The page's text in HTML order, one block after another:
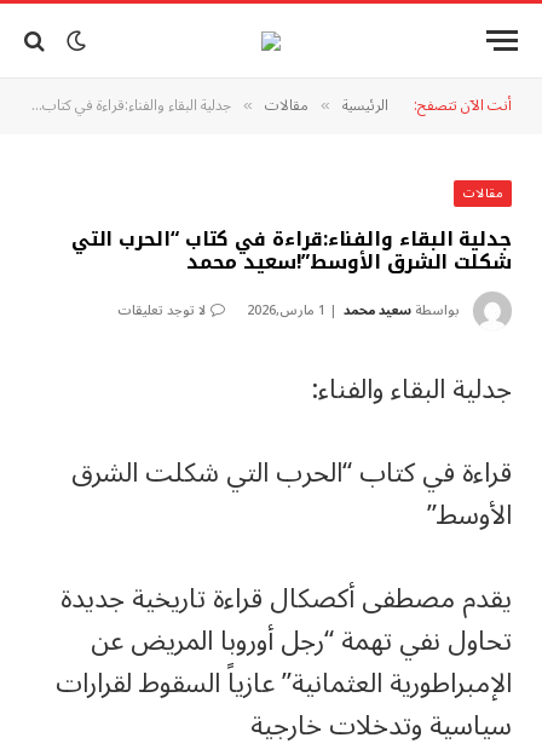
أنت الآن تتصفح: الرئيسية » مقالات » جدلية البقاء والفناء:قراءة في كتاب “الحرب التي شكلت الشرق الأوسط”!سعيد محمد
مقالات
جدلية البقاء والفناء:قراءة في كتاب “الحرب التي
شكلت الشرق الأوسط”!سعيد محمد
بواسطةسعيد محمد 1 مارس,2026 لا توجد تعليقات
جدلية البقاء والفناء:
قراءة في كتاب “الحرب التي شكلت الشرق
الأوسط”
يقدم مصطفى أكصكال قراءة تاريخية جديدة
تحاول نفي تهمة “رجل أوروبا المريض عن
الإمبراطورية العثمانية” عازياً السقوط لقرارات
سياسية وتدخلات خارجية